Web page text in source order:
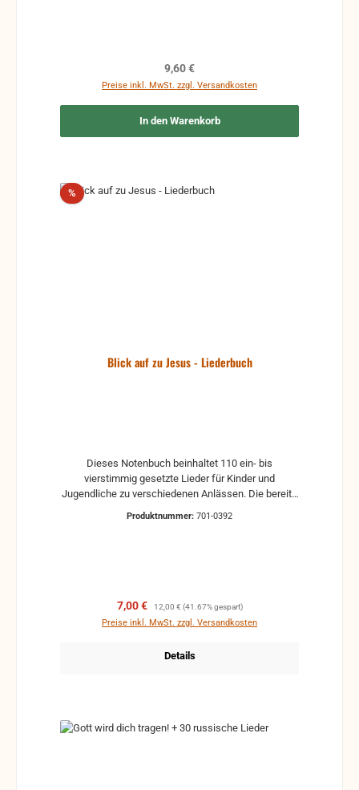
Regulärer Preis:
9,60 €
Preise inkl. MwSt. zzgl. Versandkosten
In den Warenkorb
%Rabatt
Blick auf zu Jesus - Liederbuch
Dieses Notenbuch beinhaltet 110 ein- bis
vierstimmig gesetzte Lieder für Kinder und
Jugendliche zu verschiedenen Anlässen. Die bereits
Teilnehmer immer klareren Blick auf Jesus Christus
verschafft.
Produktnummer: 701-0392
Verkaufspreis:
7,00 € Regulärer Preis:
12,00 € (41.67% gespart)
Preise inkl. MwSt. zzgl. Versandkosten
Details